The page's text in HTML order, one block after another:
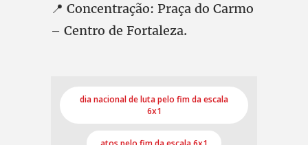
📍 Concentração: Praça do Carmo
– Centro de Fortaleza.
dia nacional de luta pelo fim da escala
6x1